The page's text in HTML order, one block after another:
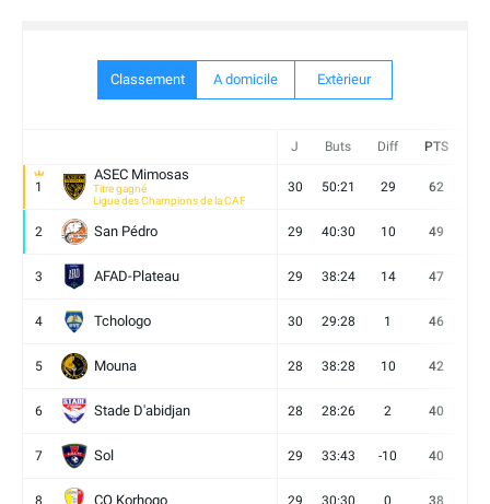
Classement A domicile Extèrieur
J Buts Diff PTS
1
ASEC Mimosas
Titre gagné
Ligue des Champions de la CAF
30 50:21 29 62
2 San Pédro 29 40:30 10 49
3 AFAD-Plateau 29 38:24 14 47
4 Tchologo 30 29:28 1 46
5 Mouna 28 38:28 10 42
6 Stade D'abidjan 28 28:26 2 40
7 Sol 29 33:43 -10 40
8 CO Korhogo 29 30:30 0 38